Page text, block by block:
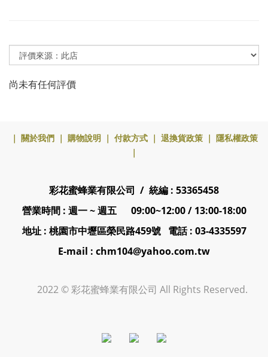
尚未有任何評價
｜ 關於我們 ｜ 購物說明 ｜ 付款方式 ｜ 退換貨政策 ｜ 隱私權政策
｜
彩花蜜蜂業有限公司 / 統編 : 53365458
營業時間 : 週一 ~ 週五 09:00~12:00 / 13:00-18:00
地址 : 桃園市中壢區榮民路459號 電話 : 03-4335597
E-mail : chm104@yahoo.com.tw
2022 © 彩花蜜蜂業有限公司 All Rights Reserved.